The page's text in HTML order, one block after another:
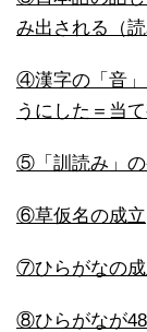
み出される（読
④漢字の「音」
うにした＝当
⑤「訓読み」の
⑥草仮名の成立
⑦ひらがなの
⑧ひらがなが48